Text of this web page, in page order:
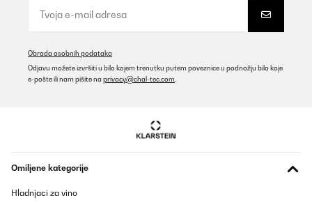
Obrada osobnih podataka
Odjavu možete izvršiti u bilo kojem trenutku putem poveznice u podnožju bilo koje
e-pošte ili nam pišite na privacy@chal-tec.com
Omiljene kategorije
Hladnjaci za vino